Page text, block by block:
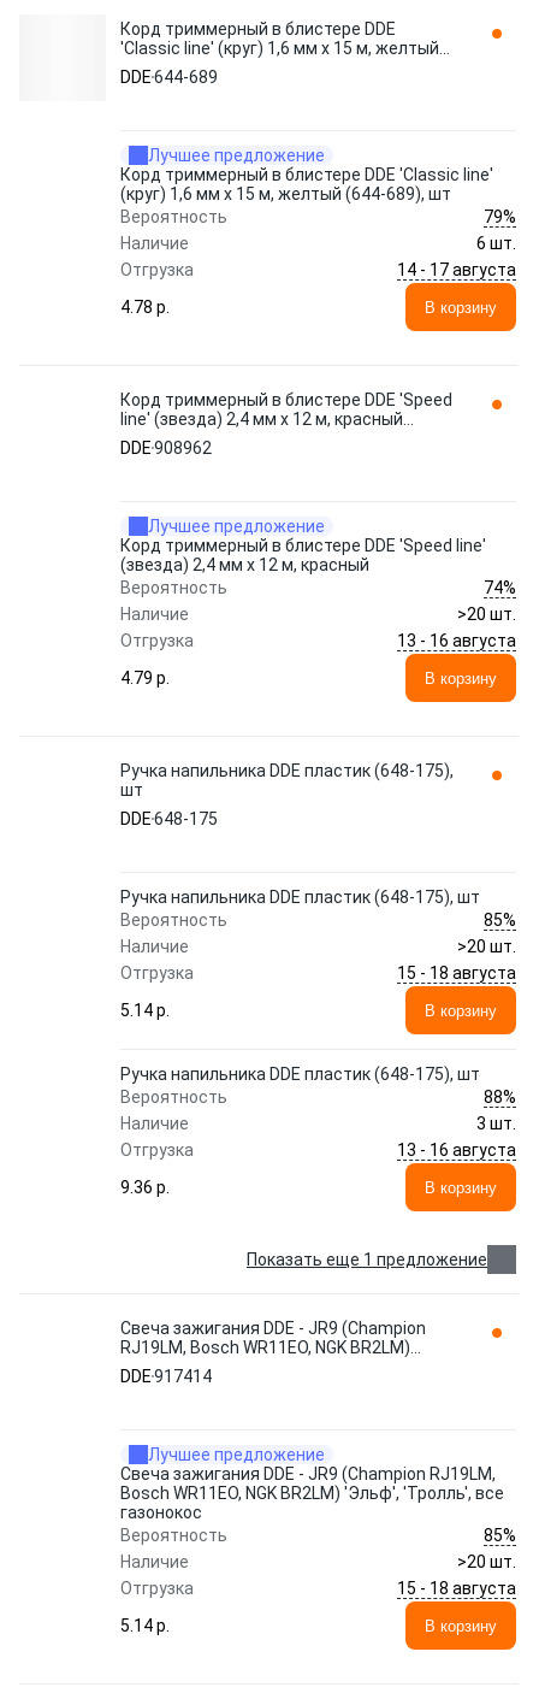
Корд триммерный в блистере DDE
'Classic line' (круг) 1,6 мм х 15 м, желтый
(644-689), шт
DDE644-689
Лучшее предложение
Корд триммерный в блистере DDE 'Classic line'
(круг) 1,6 мм х 15 м, желтый (644-689), шт
Вероятность
79%
Наличие
6 шт.
Отгрузка
14 - 17 августа
4.78 p.
В корзину
Корд триммерный в блистере DDE 'Speed
line' (звезда) 2,4 мм х 12 м, красный
908962
DDE908962
Лучшее предложение
Корд триммерный в блистере DDE 'Speed line'
(звезда) 2,4 мм х 12 м, красный
Вероятность
74%
Наличие
>20 шт.
Отгрузка
13 - 16 августа
4.79 p.
В корзину
Ручка напильника DDE пластик (648-175),
шт
DDE648-175
Ручка напильника DDE пластик (648-175), шт
Вероятность
85%
Наличие
>20 шт.
Отгрузка
15 - 18 августа
5.14 p.
В корзину
Ручка напильника DDE пластик (648-175), шт
Вероятность
88%
Наличие
3 шт.
Отгрузка
13 - 16 августа
9.36 p.
В корзину
Показать еще 1 предложение
Свеча зажигания DDE - JR9 (Champion
RJ19LM, Bosch WR11EO, NGK BR2LM)
'Эльф', 'Тролль', все газонокос 917414
DDE917414
Лучшее предложение
Свеча зажигания DDE - JR9 (Champion RJ19LM,
Bosch WR11EO, NGK BR2LM) 'Эльф', 'Тролль', все
газонокос
Вероятность
85%
Наличие
>20 шт.
Отгрузка
15 - 18 августа
5.14 p.
В корзину